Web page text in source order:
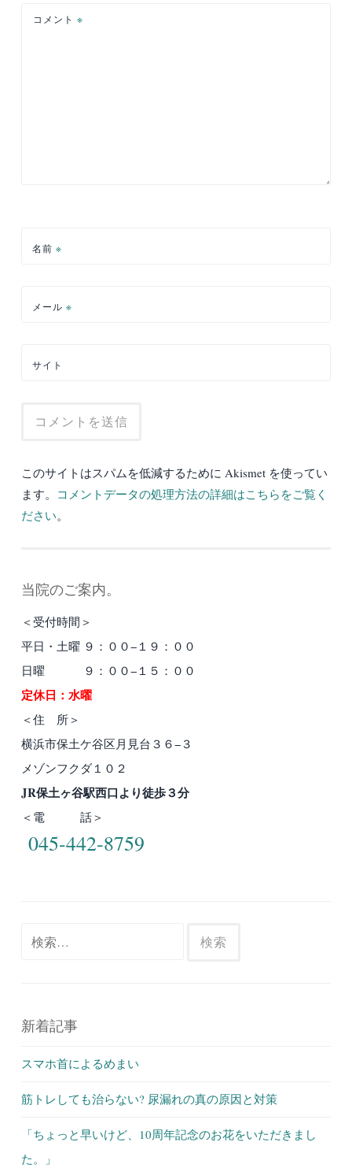
コメント ※
名前 ※
メール ※
サイト
このサイトはスパムを低減するために Akismet を使ってい
ます。 コメントデータの処理方法の詳細はこちらをご覧く
ださい。
当院のご案内。
＜受付時間＞
平日・土曜 ９：００−１９：００
日曜 ９：００−１５：００
定休日：水曜
＜住 所＞
横浜市保土ケ谷区月見台３６−３
メゾンフクダ１０２
JR保土ヶ谷駅西口より徒歩３分
＜電 話＞
045-442-8759
新着記事
スマホ首によるめまい
筋トレしても治らない? 尿漏れの真の原因と対策
「ちょっと早いけど、10周年記念のお花をいただきまし
た。」